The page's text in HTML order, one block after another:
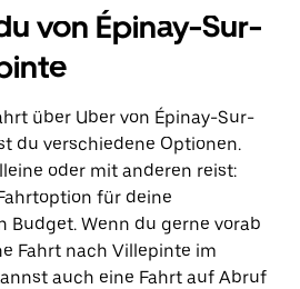
von Épinay-Sur-
über Uber von Épinay-Sur-
du verschiedene Optionen.
oder mit anderen reist:
für deine
Budget. Wenn du gerne vorab
Fahrt nach Villepinte im
auch eine Fahrt auf Abruf